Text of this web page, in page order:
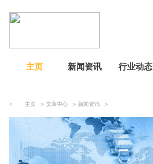
主页 新闻资讯 行业动态
< 主页 > 文章中心 > 新闻资讯 >